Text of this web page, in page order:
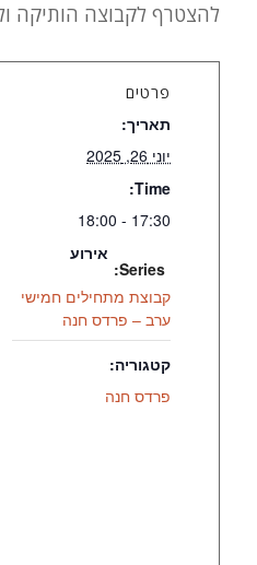
להצטרף לקבוצה הותיקה
פרטים
תאריך:
יוני 26, 2025
Time:
17:30 - 18:00
Series:
קבוצת מתחילים חמישי
ערב – פרדס חנה
אירוע
קטגוריה:
פרדס חנה